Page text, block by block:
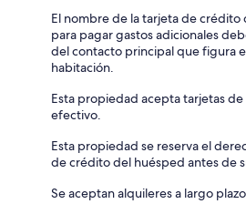
El nombre de la tarjeta de
para pagar gastos adicionales
del contacto principal que figura
habitación.
Esta propiedad acepta tarjetas
efectivo.
Esta propiedad se reserva el
de crédito del huésped antes de
Se aceptan alquileres a largo